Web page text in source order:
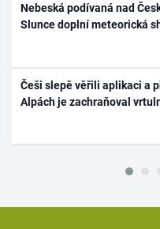
Nebeská podívaná nad
Slunce doplní meteorická
Češi slepě věřili aplikaci a
Alpách je zachraňoval